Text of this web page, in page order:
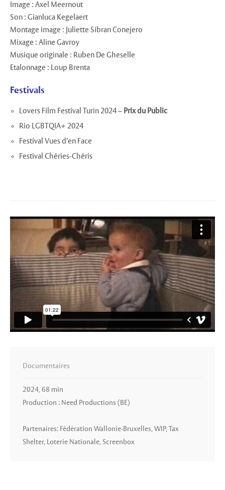
Image : Axel Meernout
Son : Gianluca Kegelaert
Montage image : Juliette Sibran Conejero
Mixage : Aline Gavroy
Musique originale : Ruben De Gheselle
Etalonnage : Loup Brenta
Festivals
Lovers Film Festival Turin 2024 – Prix du Public
Rio LGBTQIA+ 2024
Festival Vues d’en Face
Festival Chéries-Chéris
Documentaires
2024, 68 min
Production : Need Productions (BE)
Partenaires: Fédération Wallonie-Bruxelles, WIP, Tax
Shelter, Loterie Nationale, Screenbox